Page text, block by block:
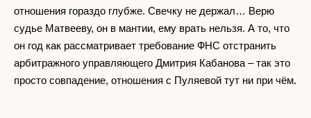
отношения гораздо глубже. Свечку не держал… Верю
судье Матвееву, он в мантии, ему врать нельзя. А то, что
он год как рассматривает требование ФНС отстранить
арбитражного управляющего Дмитрия Кабанова – так это
просто совпадение, отношения с Пуляевой тут ни при чём.